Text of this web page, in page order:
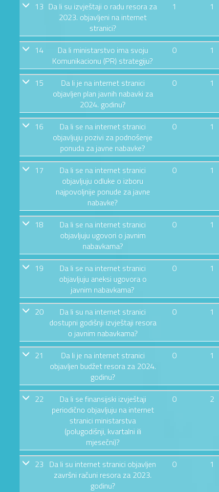
13 Da li su izvještaji o radu resora za
2023. objavljeni na internet
stranici?
1 1
14
Da li ministarstvo ima svoju
Komunikacionu (PR) strategiju?
0 1
15
Da li je na internet stranici
objavljen plan javnih nabavki za
2024. godinu?
0 1
16
Da li se na internet stranici
objavljuju pozivi za podnošenje
ponuda za javne nabavke?
0 1
17
Da li se na internet stranici
objavljuju odluke o izboru
najpovoljnije ponude za javne
nabavke?
0 1
18
Da li se na internet stranici
objavljuju ugovori o javnim
nabavkama?
0 1
19
Da li se na internet stranici
objavljuju aneksi ugovora o
javnim nabavkama?
0 1
20
Da li su na internet stranici
dostupni godišnji izvještaji resora
o javnim nabavkama?
0 1
21
Da li je na internet stranici
objavljen budžet resora za 2024.
godinu?
0 1
22
Da li se finansijski izvještaji
periodično objavljuju na internet
stranici ministarstva
(polugodišnji, kvartalni ili
mjesečni)?
0 2
23 Da li su internet stranici objavljen
završni računi resora za 2023.
godinu?
0 1